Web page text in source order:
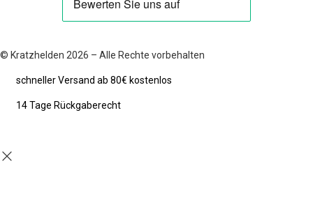
© Kratzhelden 2026 – Alle Rechte vorbehalten
schneller Versand ab 80€ kostenlos
14 Tage Rückgaberecht